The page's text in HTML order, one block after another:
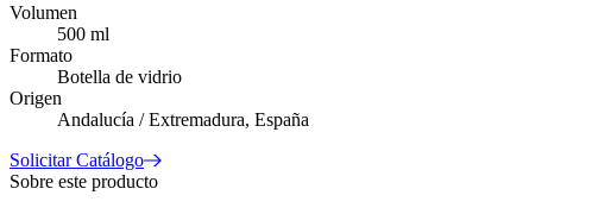
Volumen
500 ml
Formato
Botella de vidrio
Origen
Andalucía / Extremadura, España
Solicitar Catálogo
Sobre este producto